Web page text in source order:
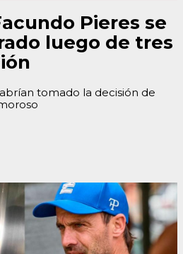
Pieres se
luego de tres
tomado la decisión de